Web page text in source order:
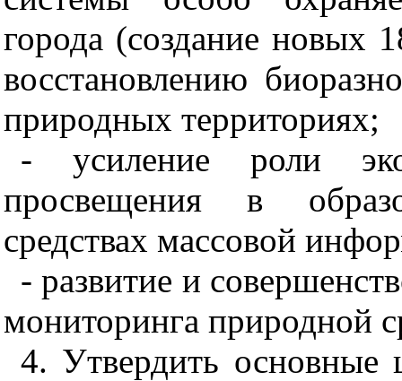
города (создание новых
восстановлению
природных территориях;
- усиление роли
просвещения в
средствах массовой
- развитие и
мониторинга природной
4. Утвердить основные